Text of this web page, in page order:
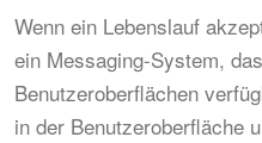
Wenn ein Lebenslauf
ein Messaging-System,
Benutzeroberflächen
in der Benutzeroberfläche